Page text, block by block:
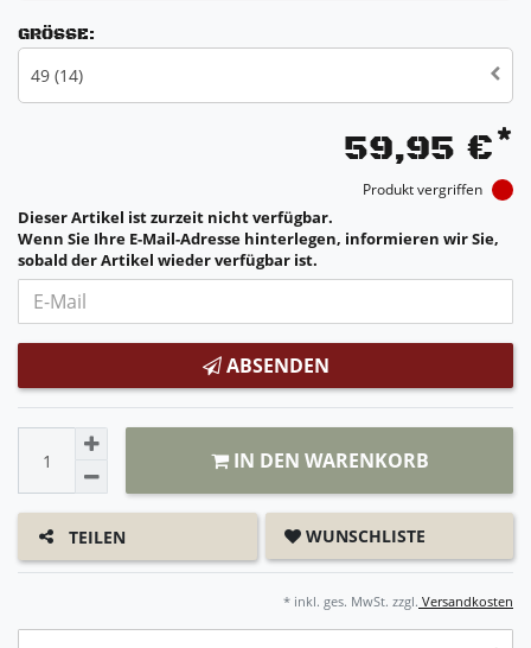
GRÖSSE:
49 (14)
59,95 €*
Produkt vergriffen
Dieser Artikel ist zurzeit nicht verfügbar.
Wenn Sie Ihre E-Mail-Adresse hinterlegen, informieren wir Sie,
sobald der Artikel wieder verfügbar ist.
ABSENDEN
IN DEN WARENKORB
TEILEN WUNSCHLISTE
* inkl. ges. MwSt. zzgl. Versandkosten